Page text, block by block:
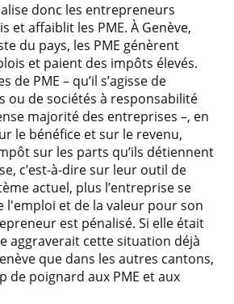
donc les entrepreneurs
et affaiblit les PME. À Genève,
du pays, les PME génèrent
et paient des impôts élevés.
de PME – qu’il s’agisse de
ou de sociétés à responsabilité
majorité des entreprises –, en
le bénéfice et sur le revenu,
sur les parts qu’ils détiennent
c’est-à-dire sur leur outil de
actuel, plus l’entreprise se
l'emploi et de la valeur pour son
est pénalisé. Si elle était
aggraverait cette situation déjà
que dans les autres cantons,
de poignard aux PME et aux